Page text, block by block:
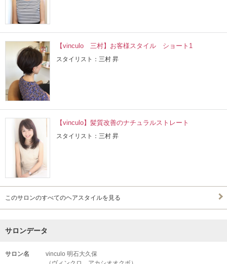
【vinculo 三村】お客様スタイル ショート1
スタイリスト：三村 昇
【vinculo】髪質改善のナチュラルストレート
スタイリスト：三村 昇
このサロンのすべてのヘアスタイルを見る
サロンデータ
サロン名
vinculo 明石大久保